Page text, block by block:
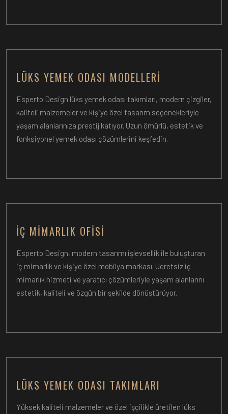
LÜKS YEMEK ODASI MODELLERI
Esperto Design lüks yemek odası takımları, modern çizgiler,
kaliteli malzemeler ve kişiye özel tasarım seçenekleriyle
yaşam alanlarınıza prestij katıyor. Uzun ömürlü, estetik ve
fonksiyonel yemek odası çözümlerini keşfedin.
İÇ MIMARLIK OFISI
Esperto Design, modern tasarımı işlevsellik ile buluşturan
iç mimarlık ve kişiye özel mobilya markası. Ücretsiz iç
mimarlık hizmeti ve yaratıcı çözümleriyle yaşam alanlarını
estetik, kaliteli ve özgün bir şekilde dönüştürüyor.
LÜKS YEMEK ODASI TAKIMLARI
Yüksek kaliteli malzemeler ve özel işçilikle üretilen lüks